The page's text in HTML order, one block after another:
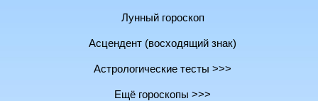
Лунный гороскоп
Асцендент (восходящий знак)
Астрологические тесты >>>
Ещё гороскопы >>>